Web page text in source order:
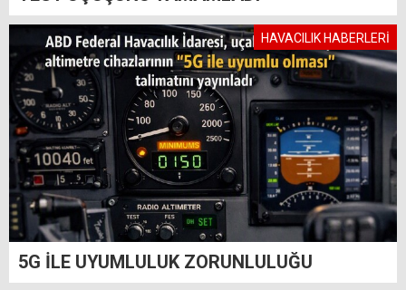
HAVACILIK HABERLERİ
5G İLE UYUMLULUK ZORUNLULUĞU